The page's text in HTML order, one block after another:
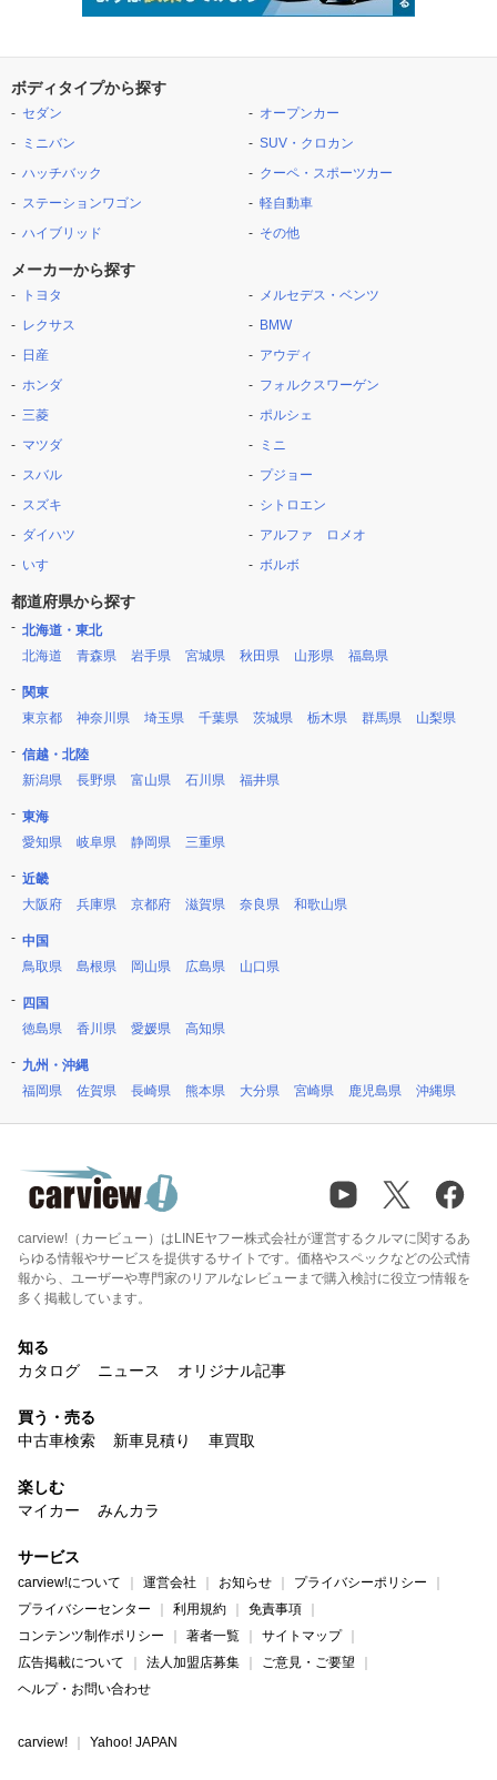
ボディタイプから探す
セダン
ミニバン
ハッチバック
ステーションワゴン
ハイブリッド
オープンカー
SUV・クロカン
クーペ・スポーツカー
軽自動車
その他
メーカーから探す
トヨタ
レクサス
日産
ホンダ
三菱
マツダ
スバル
スズキ
ダイハツ
いすゞ
メルセデス・ベンツ
BMW
アウディ
フォルクスワーゲン
ポルシェ
ミニ
プジョー
シトロエン
アルファ ロメオ
ボルボ
都道府県から探す
北海道・東北
北海道
青森県 岩手県 宮城県 秋田県 山形県 福島県
関東
東京都
神奈川県 埼玉県 千葉県 茨城県 栃木県 群馬県 山梨県
信越・北陸
新潟県
長野県 富山県 石川県 福井県
東海
愛知県
岐阜県 静岡県 三重県
近畿
大阪府
兵庫県 京都府 滋賀県 奈良県 和歌山県
中国
鳥取県
島根県 岡山県 広島県 山口県
四国
徳島県
香川県 愛媛県 高知県
九州・沖縄
福岡県
佐賀県 長崎県 熊本県 大分県 宮崎県 鹿児島県 沖縄県
carview!（カービュー）はLINEヤフー株式会社が運営するクルマに関するあ
らゆる情報やサービスを提供するサイトです。価格やスペックなどの公式情
報から、ユーザーや専門家のリアルなレビューまで購入検討に役立つ情報を
多く掲載しています。
知る
カタログ
ニュース オリジナル記事
買う・売る
中古車検索
新車見積り 車買取
楽しむ
マイカー
みんカラ
サービス
carview!について 運営会社 お知らせ
プライバシーポリシー
プライバシーセンター
利用規約
免責事項
コンテンツ制作ポリシー
著者一覧
サイトマップ
広告掲載について
法人加盟店募集
ご意見・ご要望
ヘルプ・お問い合わせ
carview! Yahoo! JAPAN